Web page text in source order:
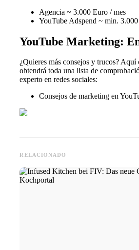
Agencia ~ 3.000 Euro / mes
YouTube Adspend ~ min.
YouTube Marketing:
¿Quieres más consejos y trucos? Aquí
obtendrá toda una lista de
experto en redes sociales:
Consejos de marketing en
RELACIONADO